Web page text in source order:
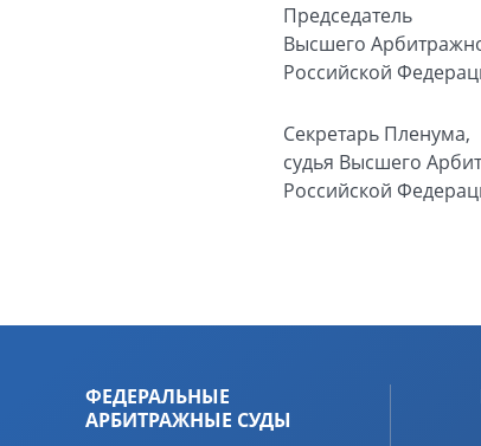
Председатель
Высшего
Российской
Секретарь Пленума,
судья Высшего
Российской
ФЕДЕРАЛЬНЫЕ
АРБИТРАЖНЫЕ СУДЫ